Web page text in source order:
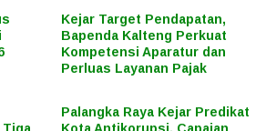
Kejar Target Pendapatan,
Bapenda Kalteng Perkuat
Kompetensi Aparatur dan
Perluas Layanan Pajak
Palangka Raya Kejar Predikat